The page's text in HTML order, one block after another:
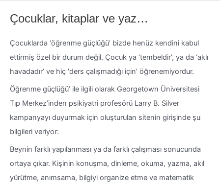
Çocuklar, kitaplar ve yaz…
Çocuklarda ‘öğrenme güçlüğü’ bizde henüz kendini kabul
ettirmiş özel bir durum değil. Çocuk ya ‘tembeldir’, ya da ‘aklı
havadadır’ ve hiç ‘ders çalışmadığı için’ öğrenemiyordur.
Öğrenme güçlüğü’ ile ilgili olarak Georgetown Üniversitesi
Tıp Merkez’inden psikiyatri profesörü Larry B. Silver
kampanyayı duyurmak için oluşturulan sitenin girişinde şu
bilgileri veriyor:
Beynin farklı yapılanması ya da farklı çalışması sonucunda
ortaya çıkar. Kişinin konuşma, dinleme, okuma, yazma, akıl
yürütme, anımsama, bilgiyi organize etme ve matematik